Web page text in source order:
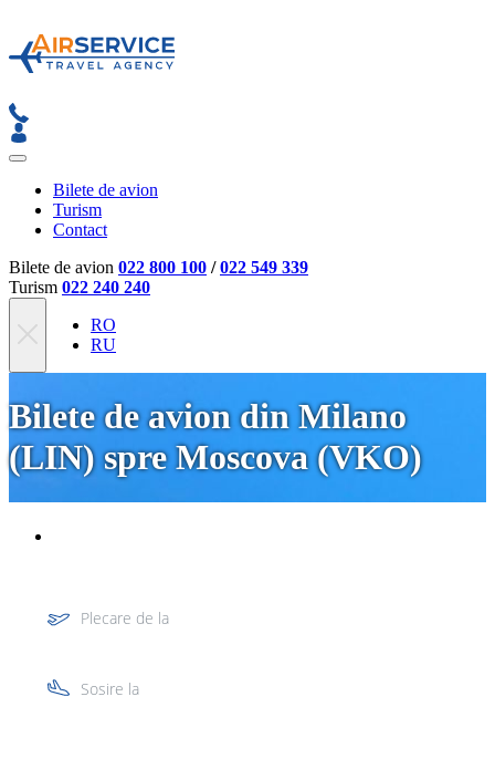
Bilete de avion
Turism
Contact
Bilete de avion 022 800 100 /022 549 339
Turism 022 240 240
RO
RU
Bilete de avion din Milano
(LIN) spre Moscova (VKO)
Plecare de la
Sosire la